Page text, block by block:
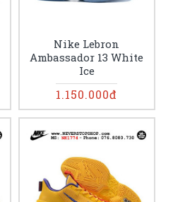
Nike Lebron
Ambassador 13 White
Ice
1.150.000đ